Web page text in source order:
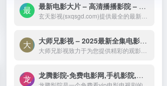
最新电影大片 – 高清播播影院 – 最新好看的电视剧免费在线观看 _ 玄天影视-玄天影视(sxqsgd.com)提供最全的最新电影大片，最热电视剧，韩国电视剧、香港TVB电视剧、韩剧、日剧、美剧、综艺、动漫的在线观看，无需下载任何播放器即可在线免费观看，每天第一时间更新，欢迎影迷到玄天
大师兄影视 – 2025最新全集电影电视剧_高清短剧视频免费在线观看-大师兄影视致力于为您提供精彩的观影选择，包括热门电影、电视剧、短剧、最新综艺节目和经典动漫。我们实时更新影片，确保您能享受最新、最全面的在线电影免费观看，更多高清资源尽在大师兄影院网。
龙腾影院-免费电影网,手机影院,高清影视大全-龙腾影院是一个免费看vip电影电视剧的网站，拥有海量、优质、高清电影和好看的电视剧，搞笑综艺及新番动漫，无须会员即可无广告观看全网影视作品，看电影来龙腾影院准没错。